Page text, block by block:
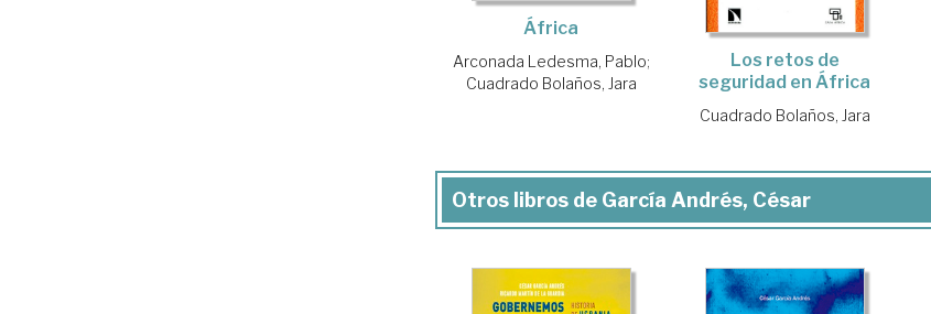
África
Arconada Ledesma, Pablo;
Cuadrado Bolaños, Jara
Los retos de
seguridad en África
Cuadrado Bolaños, Jara
Otros libros de García Andrés, César